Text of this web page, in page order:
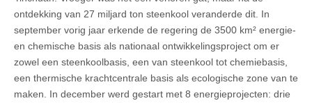
ontdekking van 27 miljard ton steenkool veranderde dit. In
september vorig jaar erkende de regering de 3500 km² energie-
en chemische basis als nationaal ontwikkelingsproject om er
zowel een steenkoolbasis, een van steenkool tot chemiebasis,
een thermische krachtcentrale basis als ecologische zone van te
maken. In december werd gestart met 8 energieprojecten: drie